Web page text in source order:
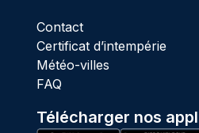
Contact
Certificat d’intempérie
Météo-villes
FAQ
Télécharger nos